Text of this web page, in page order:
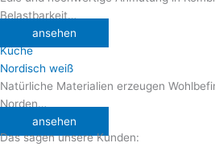
Belastbarkeit…
ansehen
Küche
Nordisch weiß
Natürliche Materialien erzeugen
Norden…
ansehen
Das sagen unsere Kunden: